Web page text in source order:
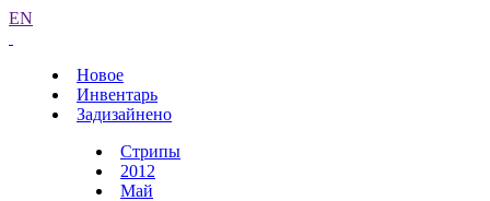
EN
Новое
Инвентарь
Задизайнено
Стрипы
2012
Май